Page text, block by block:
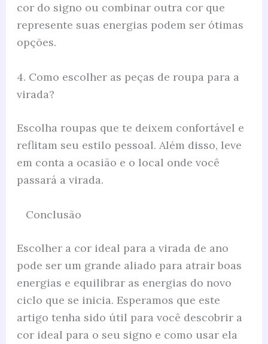
cor do signo ou combinar outra cor que
represente suas energias podem ser ótimas
opções.
4. Como escolher as peças de roupa para a
virada?
Escolha roupas que te deixem confortável e
reflitam seu estilo pessoal. Além disso, leve
em conta a ocasião e o local onde você
passará a virada.
Conclusão
Escolher a cor ideal para a virada de ano
pode ser um grande aliado para atrair boas
energias e equilibrar as energias do novo
ciclo que se inicia. Esperamos que este
artigo tenha sido útil para você descobrir a
cor ideal para o seu signo e como usar ela